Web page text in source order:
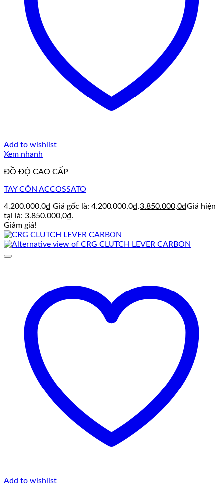
Add to wishlist
Xem nhanh
ĐỒ ĐỘ CAO CẤP
TAY CÔN ACCOSSATO
4.200.000,0₫ Giá gốc là: 4.200.000,0₫.3.850.000,0₫Giá hiện
tại là: 3.850.000,0₫.
Giảm giá!
Add to wishlist